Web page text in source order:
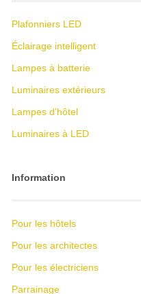
Plafonniers LED
Éclairage intelligent
Lampes à batterie
Luminaires extérieurs
Lampes d'hôtel
Luminaires à LED
Information
Pour les hôtels
Pour les architectes
Pour les électriciens
Parrainage